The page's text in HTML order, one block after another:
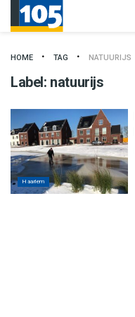
HOME TAG NATUURIJS
Label: natuurijs
Haarlem